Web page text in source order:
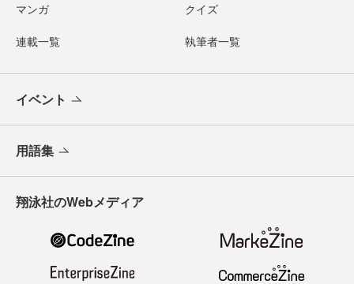
マンガ クイズ
連載一覧 執筆者一覧
イベント
用語集
翔泳社のWebメディア